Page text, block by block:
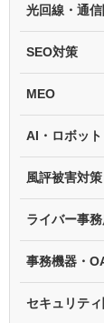
光回線・通
SEO対策
MEO
AI・ロボッ
風評被害対
ライバー事
事務機器・
セキュリテ